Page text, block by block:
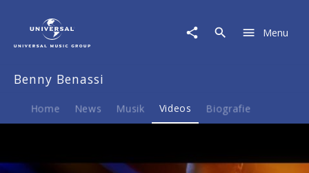
Video
Benny
T-
Electroman
Menu
Benny Benassi
Home News Musik Videos Biografie